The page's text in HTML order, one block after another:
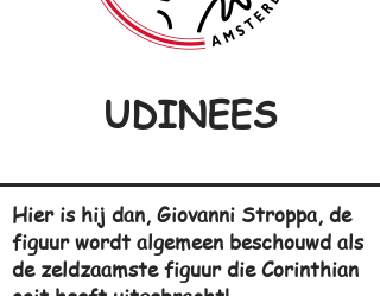
UDINEES
Hier is hij dan, Giovanni Stroppa, de
figuur wordt algemeen beschouwd als
de zeldzaamste figuur die Corinthian